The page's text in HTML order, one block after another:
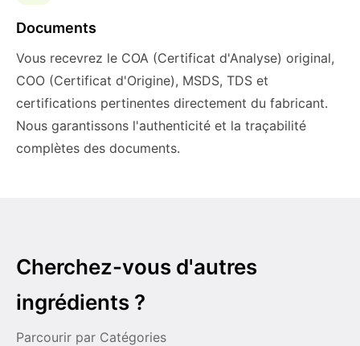
Documents
Vous recevrez le COA (Certificat d'Analyse) original,
COO (Certificat d'Origine), MSDS, TDS et
certifications pertinentes directement du fabricant.
Nous garantissons l'authenticité et la traçabilité
complètes des documents.
Cherchez-vous d'autres
ingrédients ?
Parcourir par Catégories